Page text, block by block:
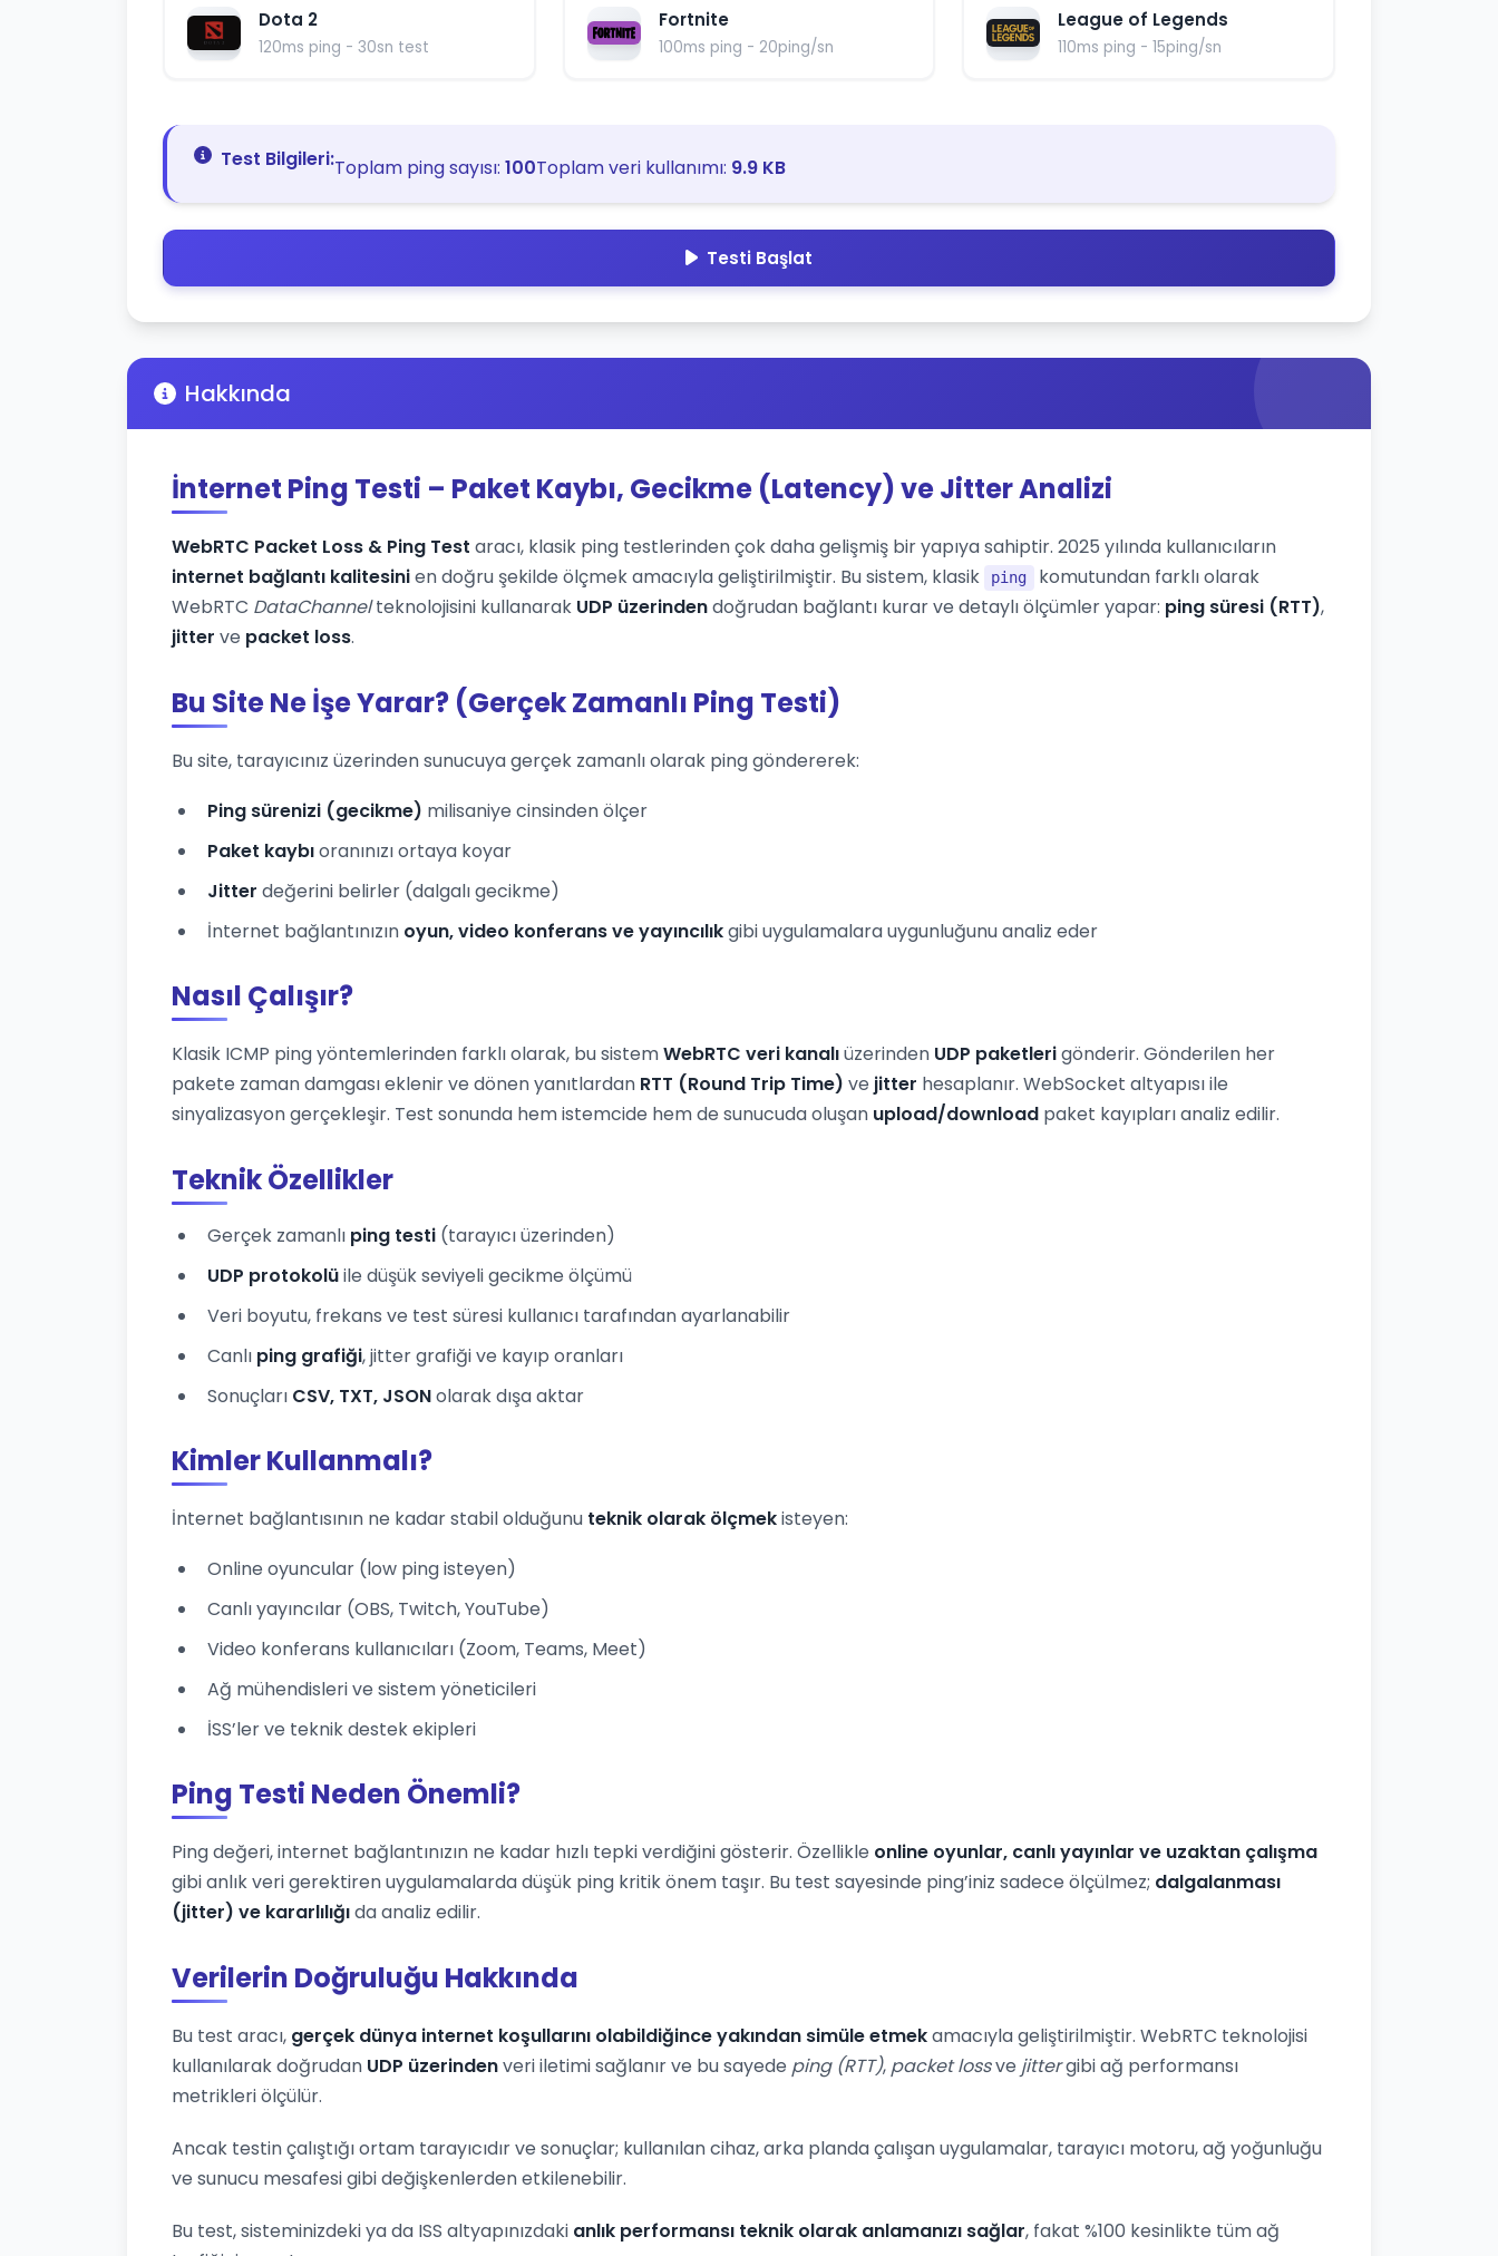
Dota 2
120ms ping - 30sn test
Fortnite
100ms ping - 20ping/sn
League of Legends
110ms ping - 15ping/sn
Test Bilgileri:Toplam ping sayısı: 100Toplam veri kullanımı: 9.9 KB
Testi Başlat
Hakkında
İnternet Ping Testi – Paket Kaybı, Gecikme (Latency) ve Jitter Analizi
WebRTC Packet Loss & Ping Test aracı, klasik ping testlerinden çok daha gelişmiş bir yapıya sahiptir. 2025 yılında kullanıcıların
internet bağlantı kalitesinien doğru şekilde ölçmek amacıyla geliştirilmiştir. Bu sistem, klasik ping
komutundan farklı olarak
WebRTC DataChannelteknolojisini kullanarak UDP üzerindendoğrudan bağlantı kurar ve detaylı ölçümler yapar: ping süresi (RTT),
jitter ve packet loss.
Bu Site Ne İşe Yarar? (Gerçek Zamanlı Ping Testi)
Bu site, tarayıcınız üzerinden sunucuya gerçek zamanlı olarak ping göndererek:
Ping sürenizi (gecikme) milisaniye cinsinden ölçer
Paket kaybıoranınızı ortaya koyar
Jitter değerini belirler (dalgalı gecikme)
İnternet bağlantınızın oyun, video konferans ve yayıncılıkgibi uygulamalara uygunluğunu analiz eder
Nasıl Çalışır?
Klasik ICMP ping yöntemlerinden farklı olarak, bu sistemWebRTC veri kanalıüzerinden UDP paketlerigönderir. Gönderilen her
pakete zaman damgası eklenir ve dönen yanıtlardan RTT (Round Trip Time) ve jitter hesaplanır. WebSocket altyapısı ile
sinyalizasyon gerçekleşir. Test sonunda hem istemcide hem de sunucuda oluşan upload/download paket kayıpları analiz edilir.
Teknik Özellikler
Gerçek zamanlı ping testi (tarayıcı üzerinden)
UDP protokolüile düşük seviyeli gecikme ölçümü
Veri boyutu, frekans ve test süresi kullanıcı tarafından ayarlanabilir
Canlı ping grafiği, jitter grafiği ve kayıp oranları
Sonuçları CSV, TXT, JSONolarak dışa aktar
Kimler Kullanmalı?
İnternet bağlantısının ne kadar stabil olduğunu teknik olarak ölçmekisteyen:
Online oyuncular (low ping isteyen)
Canlı yayıncılar (OBS, Twitch, YouTube)
Video konferans kullanıcıları (Zoom, Teams, Meet)
Ağ mühendisleri ve sistem yöneticileri
İSS’ler ve teknik destek ekipleri
Ping Testi Neden Önemli?
Ping değeri, internet bağlantınızın ne kadar hızlı tepki verdiğini gösterir. Özellikle online oyunlar, canlı yayınlar ve uzaktan çalışma
gibi anlık veri gerektiren uygulamalarda düşük ping kritik önem taşır. Bu test sayesinde ping’iniz sadece ölçülmez; dalgalanması
(jitter) ve kararlılığıda analiz edilir.
Verilerin Doğruluğu Hakkında
Bu test aracı, gerçek dünya internet koşullarını olabildiğince yakından simüle etmekamacıyla geliştirilmiştir. WebRTC teknolojisi
kullanılarak doğrudan UDP üzerindenveri iletimi sağlanır ve bu sayede ping (RTT), packet lossve jittergibi ağ performansı
metrikleri ölçülür.
Ancak testin çalıştığı ortam tarayıcıdır ve sonuçlar; kullanılan cihaz, arka planda çalışan uygulamalar, tarayıcı motoru, ağ yoğunluğu
ve sunucu mesafesi gibi değişkenlerden etkilenebilir.
Bu test, sisteminizdeki ya da ISS altyapınızdaki anlık performansı teknik olarak anlamanızı sağlar, fakat %100 kesinlikte tüm ağ